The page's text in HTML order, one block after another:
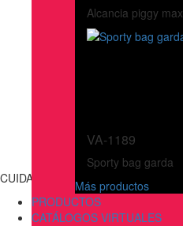
Alcancia piggy max
VA-1189
Sporty bag garda
Más productos
PRODUCTOS
CATÁLOGOS VIRTUALES
CUIDADO PERSONAL